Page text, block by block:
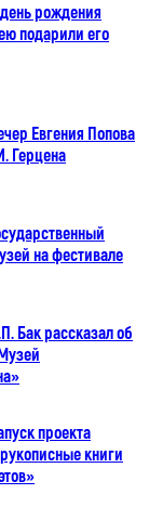
рождения
подарили его
Евгения Попова
Герцена
на фестивале
Бак рассказал об
проекта
книги